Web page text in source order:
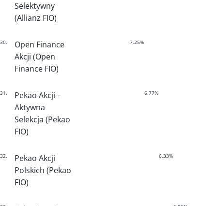
Selektywny
(Allianz FIO)
30.
Open Finance
Akcji (Open
Finance FIO)
7.25%
31.
Pekao Akcji –
Aktywna
Selekcja (Pekao
FIO)
6.77%
32.
Pekao Akcji
Polskich (Pekao
FIO)
6.33%